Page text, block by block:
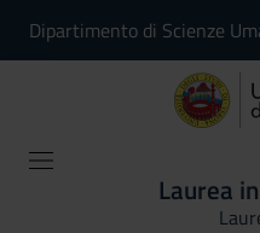
Dipartimento di Scienze
Laurea